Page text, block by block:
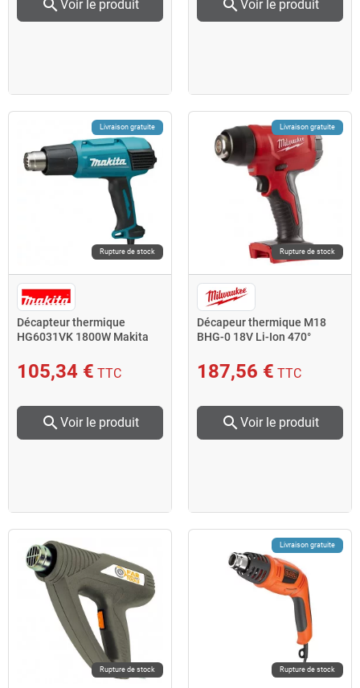
search Voir le produit search Voir le produit
Livraison gratuite
Rupture de stock
Décapteur thermique
HG6031VK 1800W Makita
105,34 € TTC
search Voir le produit
Livraison gratuite
Rupture de stock
Décapeur thermique M18
BHG-0 18V Li-Ion 470°
187,56 € TTC
search Voir le produit
Rupture de stock
Livraison gratuite
Rupture de stock